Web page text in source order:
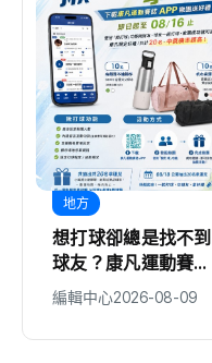
綜合
尊生·光合走廊第一
站， 翩然栩栩・營
造心靈場域
編輯中心2026-08-09